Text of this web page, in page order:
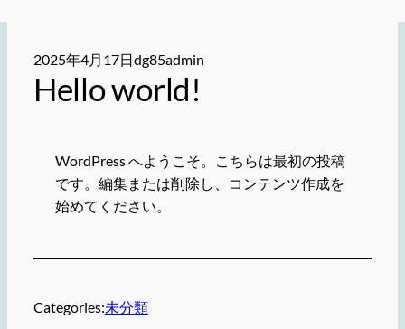
2025年4月17日dg85admin
Hello world!
WordPress へようこそ。こちらは最初の投稿
です。編集または削除し、コンテンツ作成を
始めてください。
Categories:未分類